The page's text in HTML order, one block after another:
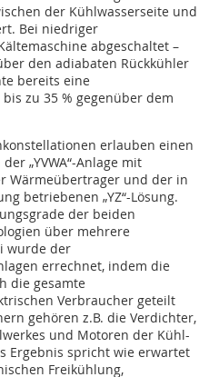
der Kühlwasserseite und
Bei niedriger
abgeschaltet –
den adiabaten Rückkühler
bereits eine
zu 35 % gegenüber dem
erlauben einen
„YVWA“-Anlage mit
Wärmeübertrager und der in
betriebenen „YZ“-Lösung.
der beiden
über mehrere
wurde der
errechnet, indem die
die gesamte
Verbraucher geteilt
gehören z.B. die Verdichter,
und Motoren der Kühl-
Ergebnis spricht wie erwartet
Freikühlung,